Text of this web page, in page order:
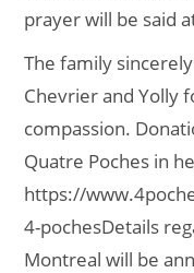
prayer will be said
The family
Chevrier and Yolly
compassion.
Quatre Poches in
https://
4-pochesDetails
Montreal will be